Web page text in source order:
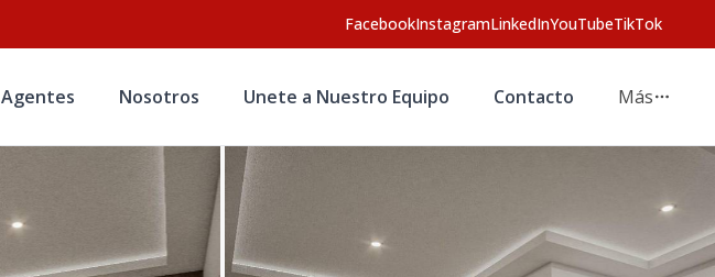
FacebookInstagramLinkedInYouTubeTikTok
Agentes Nosotros Unete a Nuestro Equipo Contacto Más